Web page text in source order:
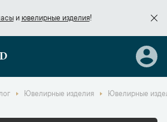
и ювелирные изделия!
Ювелирные изделия Ювелирные